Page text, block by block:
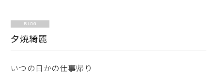
BLOG
夕焼綺麗
いつの日かの仕事帰り